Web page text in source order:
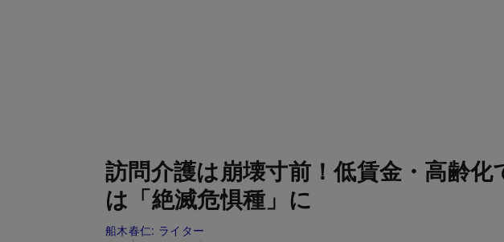
訪問介護は崩壊寸前！低賃金・高齢
は「絶滅危惧種」に
船木春仁: ライター